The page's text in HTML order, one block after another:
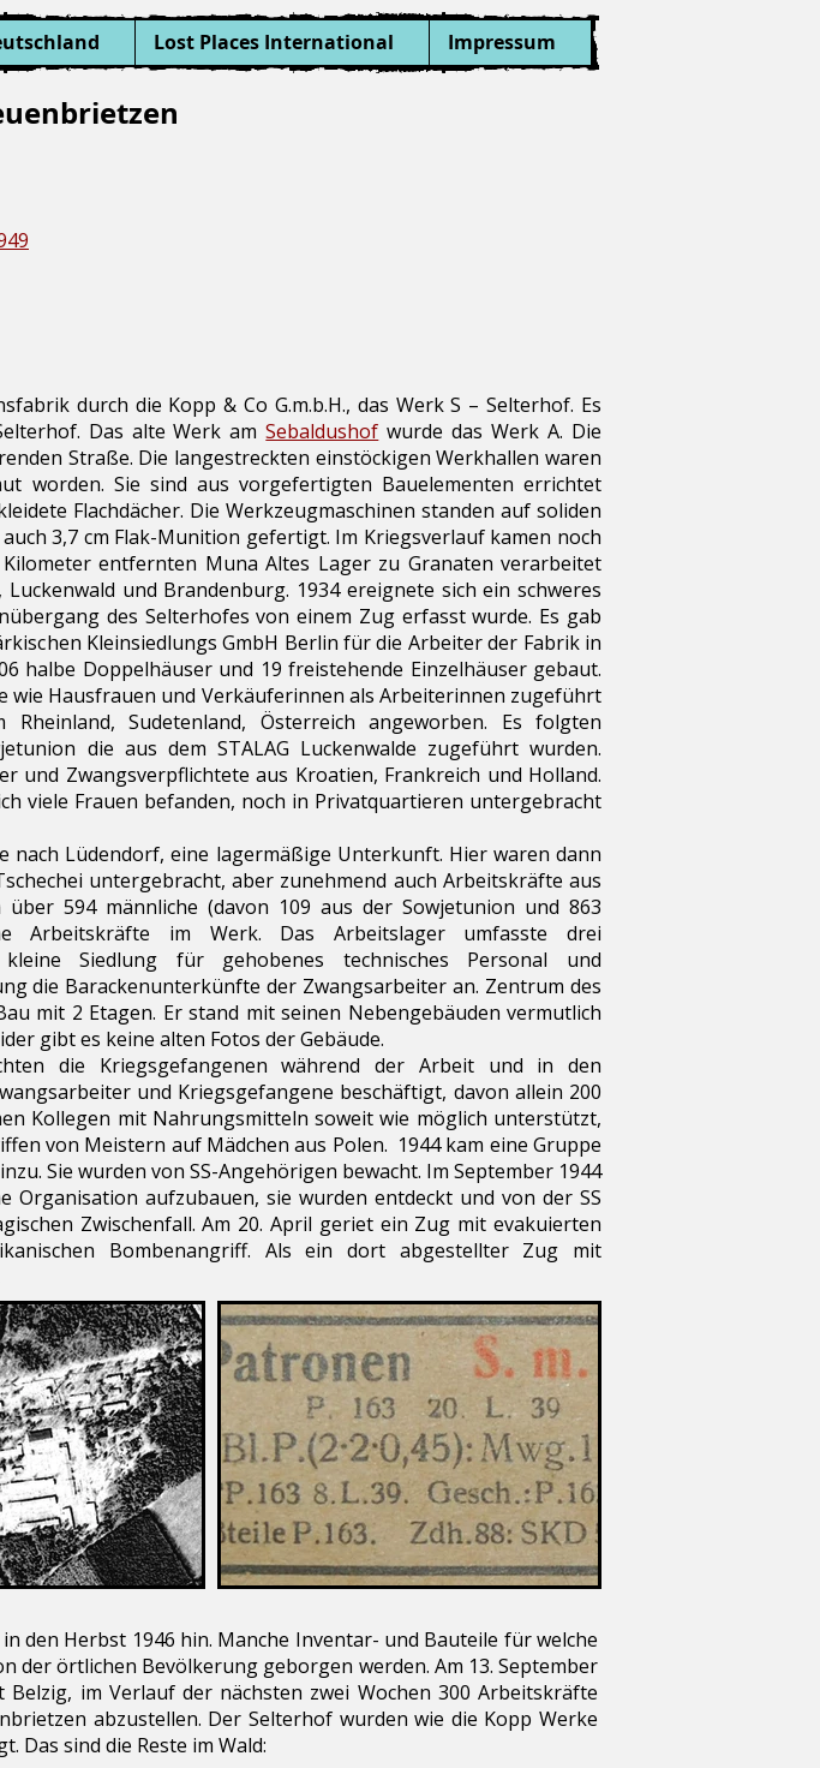
Lost Places International Impressum
durch die Kopp & Co G.m.b.H., das Werk S – Selterhof. Es
Das alte Werk amSebaldushof wurde das Werk A. Die
Straße. Die langestreckten einstöckigen Werkhallen waren
worden. Sie sind aus vorgefertigten Bauelementen errichtet
Flachdächer. Die Werkzeugmaschinen standen auf soliden
3,7 cm Flak-Munition gefertigt. Im Kriegsverlauf kamen noch
entfernten Muna Altes Lager zu Granaten verarbeitet
und Brandenburg. 1934 ereignete sich ein schweres
des Selterhofes von einem Zug erfasst wurde. Es gab
Kleinsiedlungs GmbH Berlin für die Arbeiter der Fabrik in
halbe Doppelhäuser und 19 freistehende Einzelhäuser gebaut.
wie Hausfrauen und Verkäuferinnen als Arbeiterinnen zugeführt
Sudetenland, Österreich angeworben. Es folgten
die aus dem STALAG Luckenwalde zugeführt wurden.
und Zwangsverpflichtete aus Kroatien, Frankreich und Holland.
viele Frauen befanden, noch in Privatquartieren untergebracht
nach Lüdendorf, eine lagermäßige Unterkunft. Hier waren dann
untergebracht, aber zunehmend auch Arbeitskräfte aus
594 männliche (davon 109 aus der Sowjetunion und 863
Arbeitskräfte im Werk. Das Arbeitslager umfasste drei
Siedlung für gehobenes technisches Personal und
die Barackenunterkünfte der Zwangsarbeiter an. Zentrum des
mit 2 Etagen. Er stand mit seinen Nebengebäuden vermutlich
gibt es keine alten Fotos der Gebäude.
die Kriegsgefangenen während der Arbeit und in den
und Kriegsgefangene beschäftigt, davon allein 200
Kollegen mit Nahrungsmitteln soweit wie möglich unterstützt,
von Meistern auf Mädchen aus Polen. 1944 kam eine Gruppe
Sie wurden von SS-Angehörigen bewacht. Im September 1944
aufzubauen, sie wurden entdeckt und von der SS
Zwischenfall. Am 20. April geriet ein Zug mit evakuierten
Bombenangriff. Als ein dort abgestellter Zug mit
den Herbst 1946 hin. Manche Inventar- und Bauteile für welche
der örtlichen Bevölkerung geborgen werden. Am 13. September
im Verlauf der nächsten zwei Wochen 300 Arbeitskräfte
abzustellen. Der Selterhof wurden wie die Kopp Werke
Das sind die Reste im Wald: